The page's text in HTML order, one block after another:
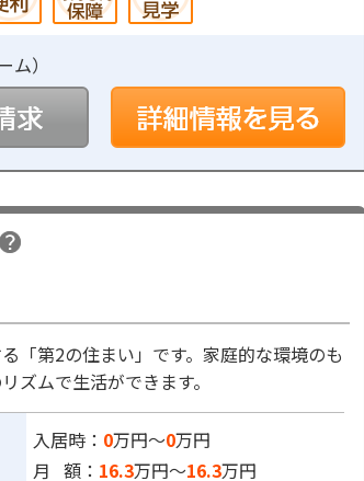
ム）
資料請求
「第2の住まい」です。家庭的な環境のも
ズムで生活ができます。
入居時： 0万円～0万円
月 額： 16.3万円～16.3万円